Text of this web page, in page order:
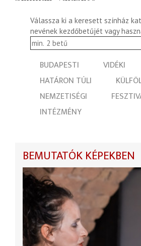
Válassza ki a keresett színház
nevének kezdőbetűjét vagy
BUDAPESTI VIDÉKI
HATÁRON TÚLI
NEMZETISÉGI
INTÉZMÉNY
BEMUTATÓK KÉPEKBEN